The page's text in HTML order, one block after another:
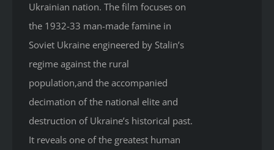
Ukrainian nation. The film focuses on
the 1932-33 man-made famine in
Soviet Ukraine engineered by Stalin’s
regime against the rural
population,and the accompanied
decimation of the national elite and
destruction of Ukraine’s historical past.
It reveals one of the greatest human